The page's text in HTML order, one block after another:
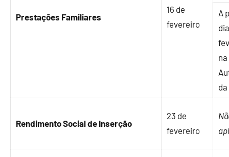
Prestações Familiares
16 de
fevereiro
A
Rendimento Social de Inserção
23 de
fevereiro